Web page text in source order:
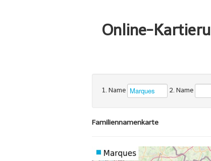
Online-
1. Name 2. Name
Familiennamenkarte